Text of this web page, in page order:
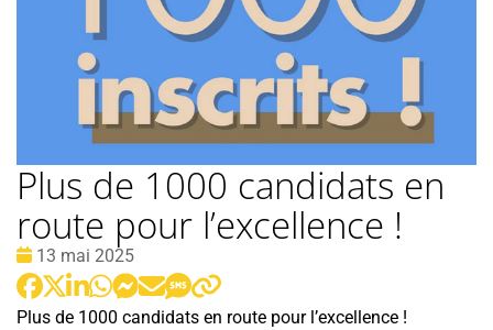
Plus de 1000 candidats en
route pour l’excellence !
Date
:
13 mai 2025
Plus de 1000 candidats en route pour l’excellence !